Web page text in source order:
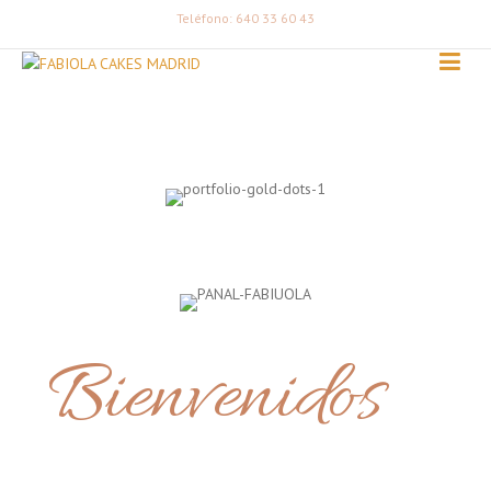
Teléfono: 640 33 60 43
Bienvenidos